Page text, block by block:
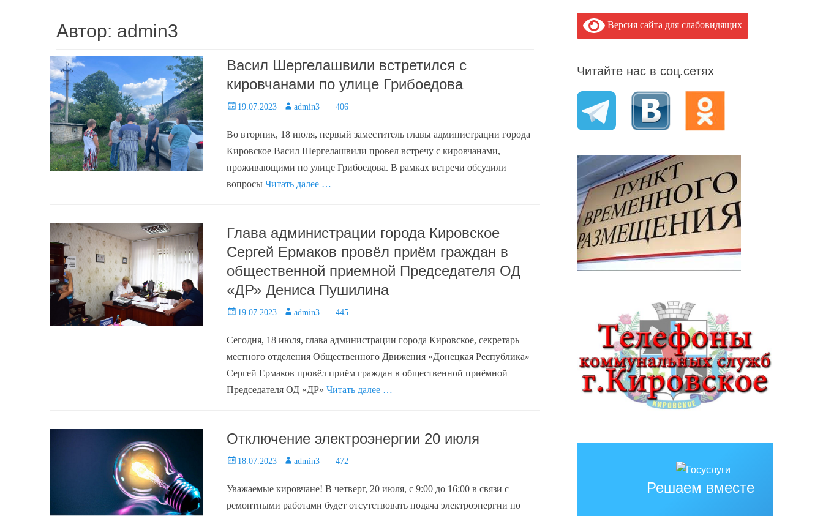
Автор: admin3
Васил Шергелашвили встретился с
кировчанами по улице Грибоедова
Posted19.07.2023 Author
admin3 406
Во вторник, 18 июля, первый заместитель главы администрации города
Кировское Васил Шергелашвили провел встречу с кировчанами,
проживающими по улице Грибоедова. В рамках встречи обсудили
вопросы Читать далее …
Глава администрации города Кировское
Сергей Ермаков провёл приём граждан в
общественной приемной Председателя ОД
«ДР» Дениса Пушилина
Posted19.07.2023 Author
admin3 445
Сегодня, 18 июля, глава администрации города Кировское, секретарь
местного отделения Общественного Движения «Донецкая Республика»
Сергей Ермаков провёл приём граждан в общественной приёмной
Председателя ОД «ДР» Читать далее …
Отключение электроэнергии 20 июля
Posted18.07.2023 Author
admin3 472
Уважаемые кировчане! В четверг, 20 июля, с 9:00 до 16:00 в связи с
ремонтными работами будет отсутствовать подача электроэнергии по
Версия сайта для слабовидящих
Читайте нас в соц.сетях
Решаем вместе